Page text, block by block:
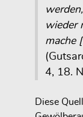
wieder
mache
4, 18.
Diese